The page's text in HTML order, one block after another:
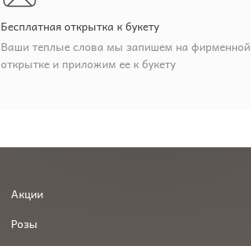
Бесплатная открытка к букету
Ваши теплые слова мы запишем на фирменной
открытке и приложим ее к букету
Акции
Розы